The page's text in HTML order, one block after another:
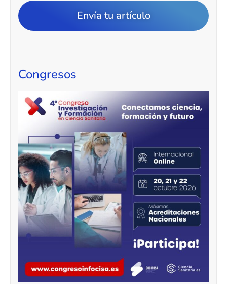
Envía tu artículo
Congresos